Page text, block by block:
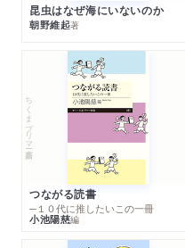
昆虫はなぜ海にいないのか
朝野維起著
ちくまプリマー新書
つながる読書
─１０代に推したいこの一冊
小池陽慈編